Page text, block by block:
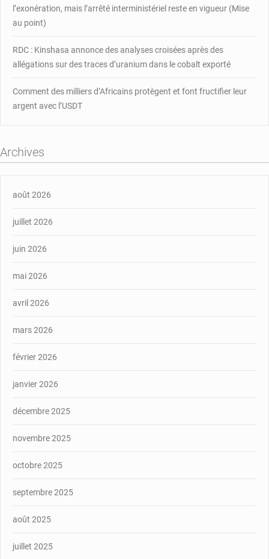
l’exonération, mais l’arrêté interministériel reste en vigueur (Mise
au point)
RDC : Kinshasa annonce des analyses croisées après des
allégations sur des traces d’uranium dans le cobalt exporté
Comment des milliers d’Africains protègent et font fructifier leur
argent avec l’USDT
Archives
août 2026
juillet 2026
juin 2026
mai 2026
avril 2026
mars 2026
février 2026
janvier 2026
décembre 2025
novembre 2025
octobre 2025
septembre 2025
août 2025
juillet 2025